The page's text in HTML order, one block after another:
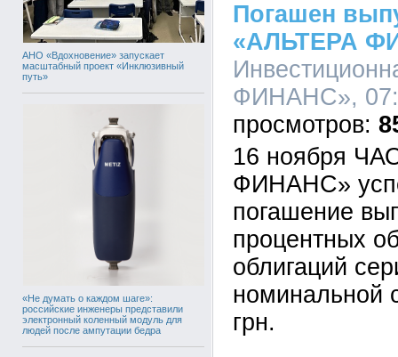
АНО «Вдохновение» запускает
масштабный проект «Инклюзивный
путь»
«Не думать о каждом шаге»:
российские инженеры представили
электронный коленный модуль для
людей после ампутации бедра
Погашен
«АЛЬТЕРА
ФИНАНС»,
16 ноября
ФИНАНС»
погашение
процентных
облигаций
номинальной
грн.